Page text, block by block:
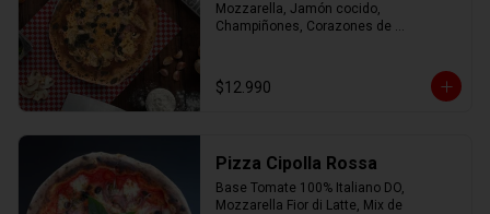
Mozzarella, Jamón cocido,
Champiñones, Corazones de
$12.990
Pizza Cipolla Rossa
Base Tomate 100% Italiano DO,
Mozzarella Fior di Latte, Mix de